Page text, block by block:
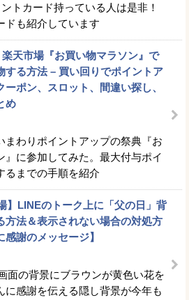
トカード持っている人は是非！
ドも紹介しています
楽天市場『お買い物マラソン』で
する方法 – 買い回りでポイントア
ーポン、スロット、間違い探し、
め
まわりポイントアップの祭典『お
』に参加してみた。最大付与ポイ
るまでの手順を紹介
】LINEのトーク上に「父の日」背
方法＆表示されない場合の対処方
謝のメッセージ】
面の背景にブラウンが黄色い花を
に感謝を伝える隠し背景が今年も